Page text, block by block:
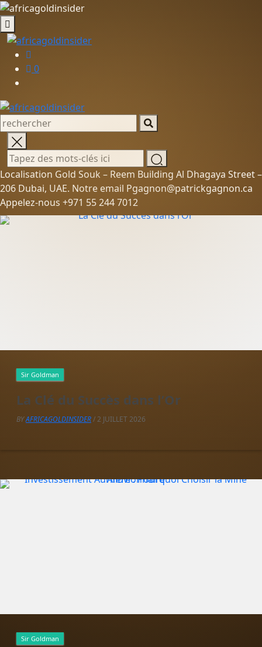
0
Localisation Gold Souk – Reem Building Al Dhagaya Street –
206 Dubai, UAE. Notre email Pgagnon@patrickgagnon.ca
Appelez-nous +971 55 244 7012
Sir Goldman
La Clé du Succès dans l’Or
BYAFRICAGOLDINSIDER/ 2 JUILLET 2026
Sir Goldman